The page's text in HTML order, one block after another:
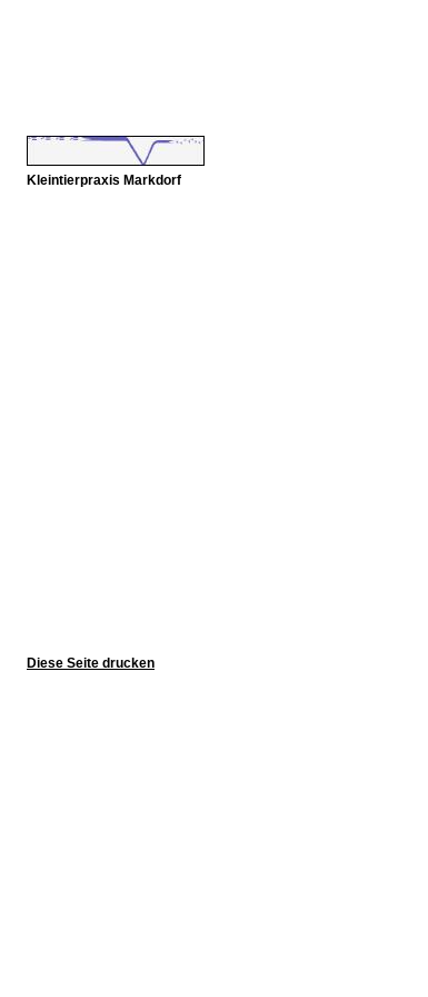
Kleintierpraxis Markdorf
Diese Seite drucken